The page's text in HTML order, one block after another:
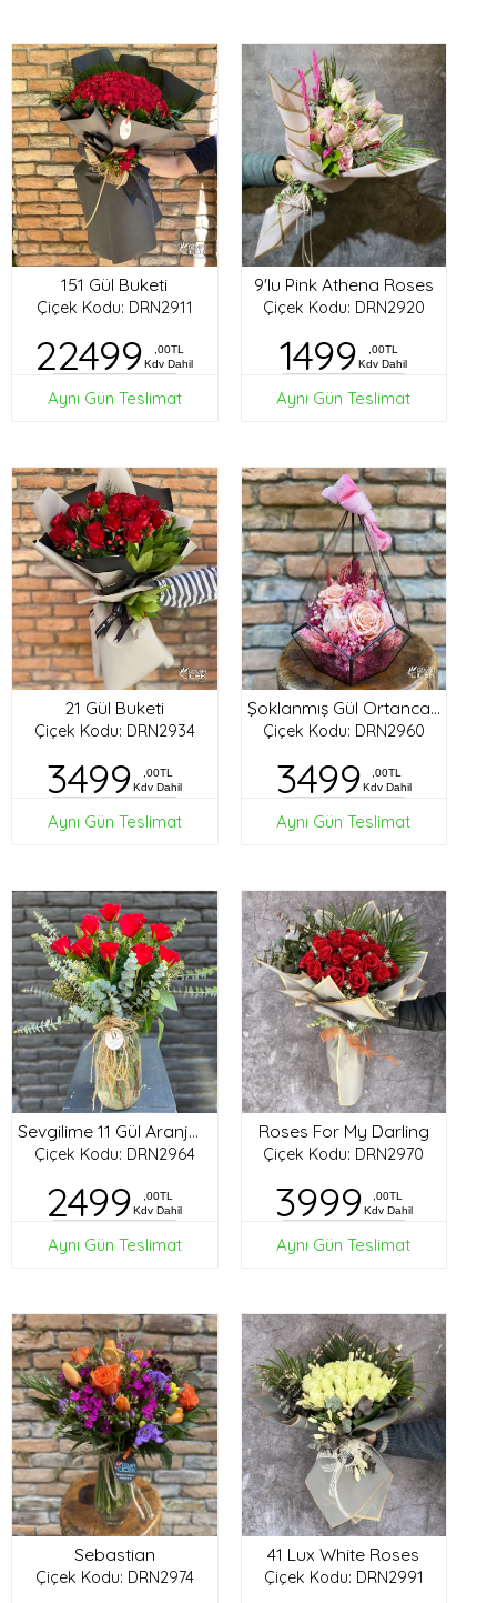
151 Gül Buketi
Çiçek Kodu: DRN2911
22499
,00TL
Kdv Dahil
Aynı Gün Teslimat
9'lu Pink Athena Roses
Çiçek Kodu: DRN2920
1499
,00TL
Kdv Dahil
Aynı Gün Teslimat
21 Gül Buketi
Çiçek Kodu: DRN2934
3499
,00TL
Kdv Dahil
Aynı Gün Teslimat
Şoklanmış Gül Ortanca Tasarım
Çiçek Kodu: DRN2960
3499
,00TL
Kdv Dahil
Aynı Gün Teslimat
Sevgilime 11 Gül Aranjman
Çiçek Kodu: DRN2964
2499
,00TL
Kdv Dahil
Aynı Gün Teslimat
Roses For My Darling
Çiçek Kodu: DRN2970
3999
,00TL
Kdv Dahil
Aynı Gün Teslimat
Sebastian
Çiçek Kodu: DRN2974
41 Lux White Roses
Çiçek Kodu: DRN2991